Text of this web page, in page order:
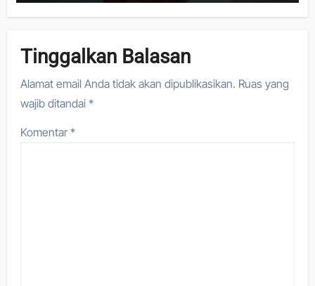
Tinggalkan Balasan
Alamat email Anda tidak akan dipublikasikan. Ruas yang
wajib ditandai*
Komentar*